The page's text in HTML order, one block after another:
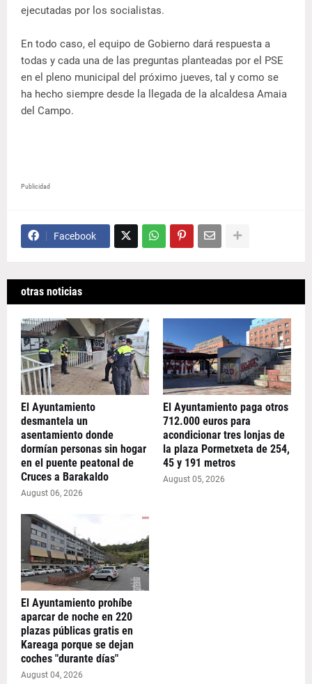
ejecutadas por los socialistas.
En todo caso, el equipo de Gobierno dará respuesta a
todas y cada una de las preguntas planteadas por el PSE
en el pleno municipal del próximo jueves, tal y como se
ha hecho siempre desde la llegada de la alcaldesa Amaia
del Campo.
Publicidad
Facebook
otras noticias
El Ayuntamiento
desmantela un
asentamiento donde
dormían personas sin hogar
en el puente peatonal de
Cruces a Barakaldo
August 06, 2026
El Ayuntamiento paga otros
712.000 euros para
acondicionar tres lonjas de
la plaza Pormetxeta de 254,
45 y 191 metros
August 05, 2026
El Ayuntamiento prohíbe
aparcar de noche en 220
plazas públicas gratis en
Kareaga porque se dejan
coches "durante días"
August 04, 2026